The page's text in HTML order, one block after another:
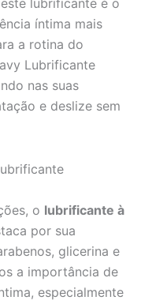
lubrificante é o
íntima mais
a rotina do
Lubrificante
nas suas
e deslize sem
o lubrificante à
por sua
glicerina e
a importância de
especialmente